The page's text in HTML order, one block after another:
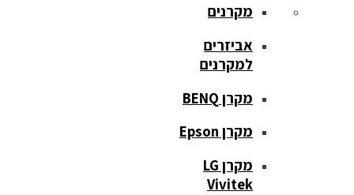
מקרנים
אביזרים
למקרנים
מקרן BENQ
מקרן Epson
מקרן LG
Vivitek